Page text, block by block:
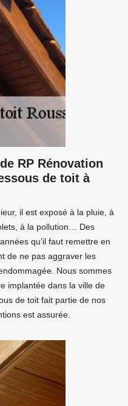
RP Rénovation
de toit à
il est exposé à la pluie, à
à la pollution… Des
qu’il faut remettre en
de ne pas aggraver les
Nous sommes
implantée dans la ville de
de toit fait partie de nos
est assurée.